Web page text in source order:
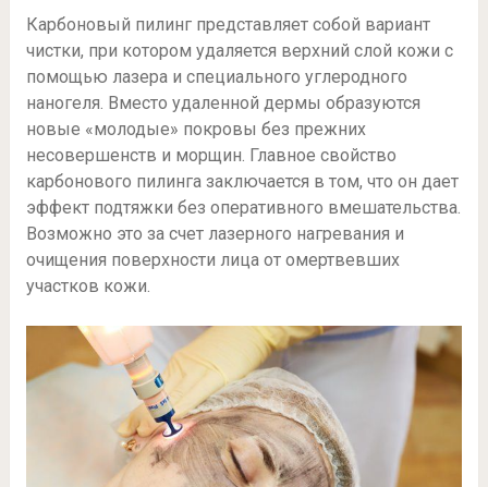
Карбоновый пилинг представляет собой вариант
чистки, при котором удаляется верхний слой кожи с
помощью лазера и специального углеродного
наногеля. Вместо удаленной дермы образуются
новые «молодые» покровы без прежних
несовершенств и морщин. Главное свойство
карбонового пилинга заключается в том, что он дает
эффект подтяжки без оперативного вмешательства.
Возможно это за счет лазерного нагревания и
очищения поверхности лица от омертвевших
участков кожи.